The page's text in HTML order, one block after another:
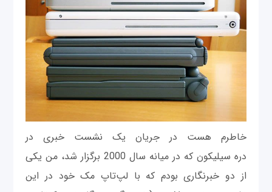
خاطرم هست در جریان یک نشست خبری در
دره سیلیکون که در میانه سال 2000 برگزار شد، من یکی
از دو خبرنگاری بودم که با لپ‌تاپ مک خود در این